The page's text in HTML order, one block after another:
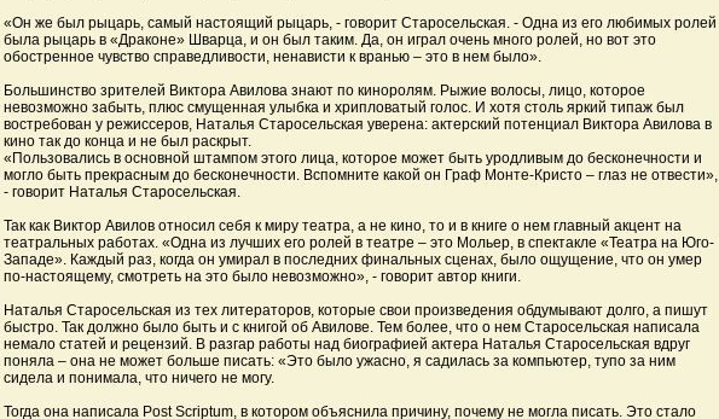
«Он же был рыцарь, самый настоящий рыцарь, - говорит Старосельская. - Одна из его любимых ролей
была рыцарь в «Драконе» Шварца, и он был таким. Да, он играл очень много ролей, но вот это
обостренное чувство справедливости, ненависти к вранью – это в нем было».
Большинство зрителей Виктора Авилова знают по киноролям. Рыжие волосы, лицо, которое
невозможно забыть, плюс смущенная улыбка и хрипловатый голос. И хотя столь яркий типаж был
востребован у режиссеров, Наталья Старосельская уверена: актерский потенциал Виктора Авилова в
кино так до конца и не был раскрыт.
«Пользовались в основной штампом этого лица, которое может быть уродливым до бесконечности и
могло быть прекрасным до бесконечности. Вспомните какой он Граф Монте-Кристо – глаз не отвести»,
- говорит Наталья Старосельская.
Так как Виктор Авилов относил себя к миру театра, а не кино, то и в книге о нем главный акцент на
театральных работах. «Одна из лучших его ролей в театре – это Мольер, в спектакле «Театра на Юго-
Западе». Каждый раз, когда он умирал в последних финальных сценах, было ощущение, что он умер
по-настоящему, смотреть на это было невозможно», - говорит автор книги.
Наталья Старосельская из тех литераторов, которые свои произведения обдумывают долго, а пишут
быстро. Так должно было быть и с книгой об Авилове. Тем более, что о нем Старосельская написала
немало статей и рецензий. В разгар работы над биографией актера Наталья Старосельская вдруг
поняла – она не может больше писать: «Это было ужасно, я садилась за компьютер, тупо за ним
сидела и понимала, что ничего не могу.
Тогда она написала Post Scriptum, в котором объяснила причину, почему не могла писать. Это стало